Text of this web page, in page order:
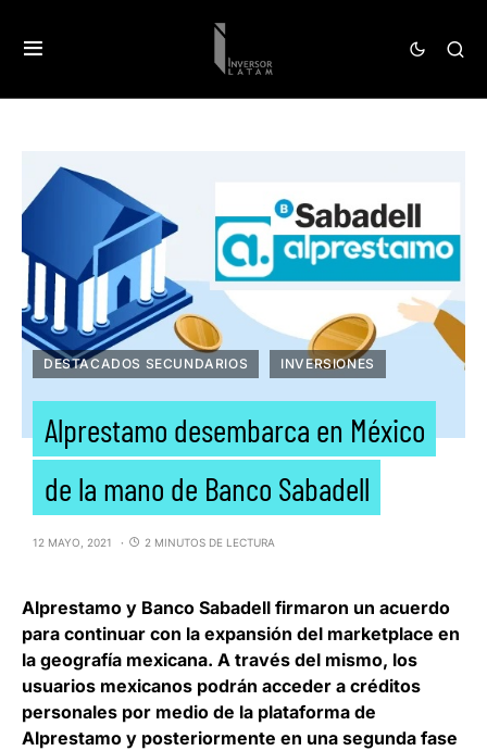
DESTACADOS SECUNDARIOS INVERSIONES
Alprestamo desembarca en México
de la mano de Banco Sabadell
12 MAYO, 2021 2 MINUTOS DE LECTURA
Alprestamo y Banco Sabadell firmaron un acuerdo
para continuar con la expansión del marketplace en
la geografía mexicana. A través del mismo, los
usuarios mexicanos podrán acceder a créditos
personales por medio de la plataforma de
Alprestamo y posteriormente en una segunda fase